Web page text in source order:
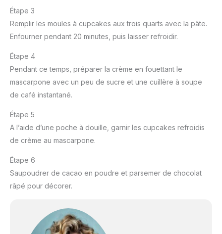
Étape 3
Remplir les moules à cupcakes aux trois quarts avec la pâte.
Enfourner pendant 20 minutes, puis laisser refroidir.
Étape 4
Pendant ce temps, préparer la crème en fouettant le
mascarpone avec un peu de sucre et une cuillère à soupe
de café instantané.
Étape 5
A l’aide d’une poche à douille, garnir les cupcakes refroidis
de crème au mascarpone.
Étape 6
Saupoudrer de cacao en poudre et parsemer de chocolat
râpé pour décorer.